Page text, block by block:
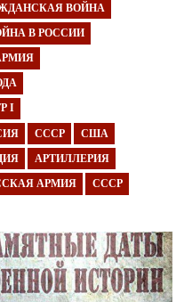
ВОЙНА
В РОССИИ
I
СССР США
АРТИЛЛЕРИЯ
АРМИЯ СССР